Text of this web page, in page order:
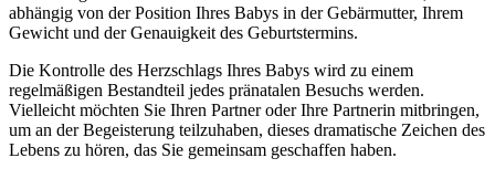
abhängig von der Position Ihres Babys in der Gebärmutter, Ihrem
Gewicht und der Genauigkeit des Geburtstermins.
Die Kontrolle des Herzschlags Ihres Babys wird zu einem
regelmäßigen Bestandteil jedes pränatalen Besuchs werden.
Vielleicht möchten Sie Ihren Partner oder Ihre Partnerin mitbringen,
um an der Begeisterung teilzuhaben, dieses dramatische Zeichen des
Lebens zu hören, das Sie gemeinsam geschaffen haben.